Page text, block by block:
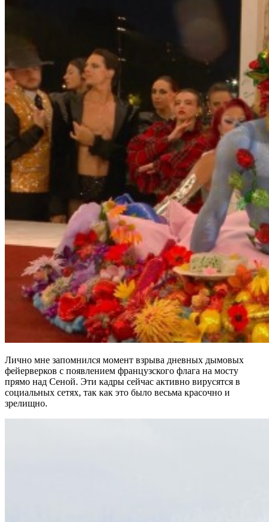
Лично мне запомнился момент взрыва дневных дымовых
фейерверков с появлением французского флага на мосту
прямо над Сеной. Эти кадры сейчас активно вирусятся в
социальных сетях, так как это было весьма красочно и
зрелищно.